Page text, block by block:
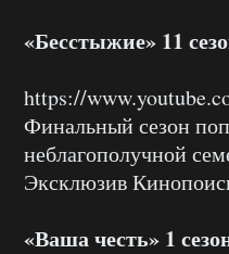
«Бесстыжие» 11
https://
Финальный сезон
неблагополучной
Эксклюзив
«Ваша честь» 1